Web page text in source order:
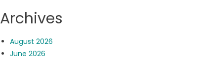
Archives
August 2026
June 2026